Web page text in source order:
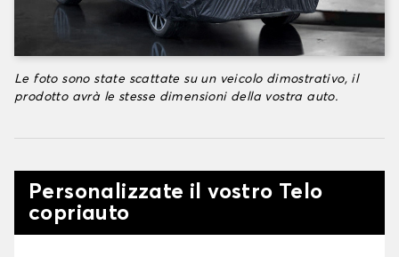
Le foto sono state scattate su un veicolo dimostrativo, il
prodotto avrà le stesse dimensioni della vostra auto.
Personalizzate il vostro Telo
copriauto